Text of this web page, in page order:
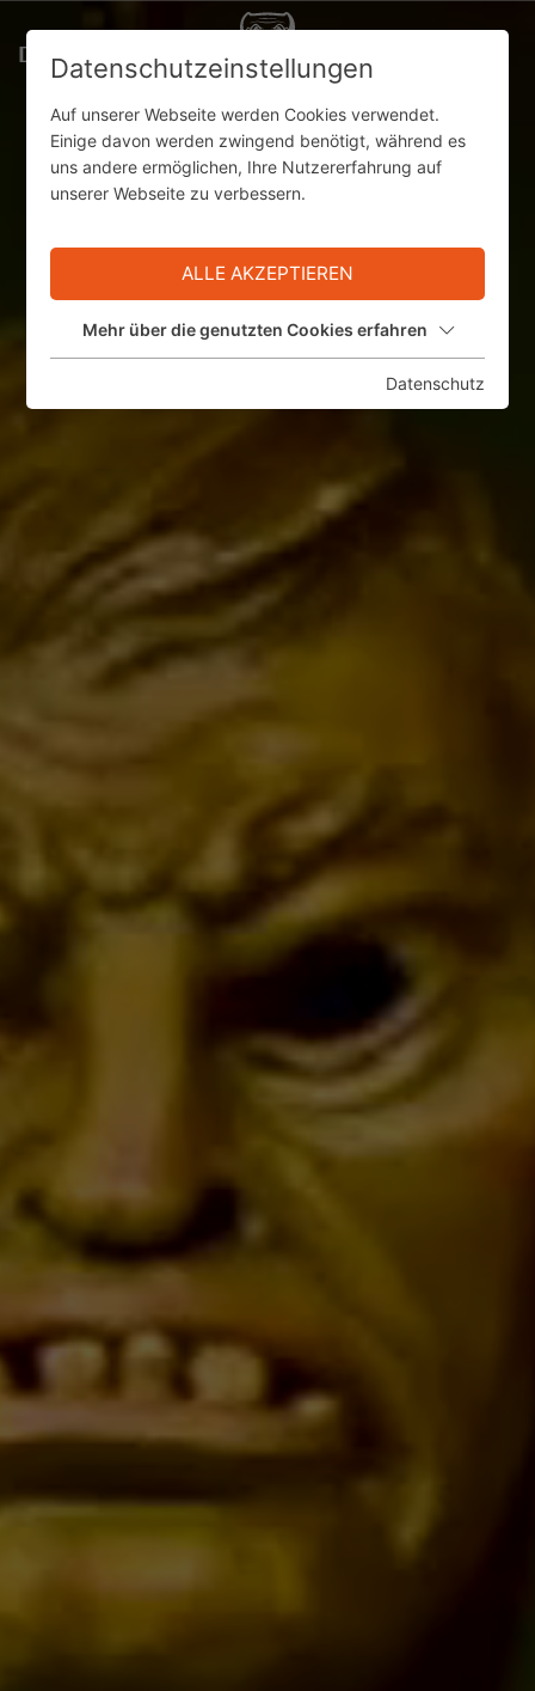
Datenschutzeinstellungen
Auf unserer Webseite werden Cookies verwendet.
Einige davon werden zwingend benötigt, während es
uns andere ermöglichen, Ihre Nutzererfahrung auf
unserer Webseite zu verbessern.
ALLE AKZEPTIEREN
Mehr über die genutzten Cookies erfahren
Datenschutz
DE